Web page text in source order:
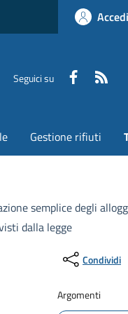
Seguici su
Gestione rifiuti
semplice degli
dalla legge
Condividi
Argomenti